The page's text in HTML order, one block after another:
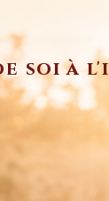
soi à